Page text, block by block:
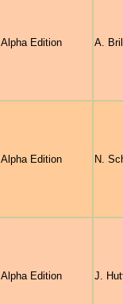
Alpha Edition A.
Alpha Edition N.
Alpha Edition J.